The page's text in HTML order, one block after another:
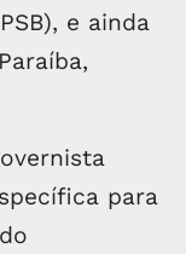
e ainda
para